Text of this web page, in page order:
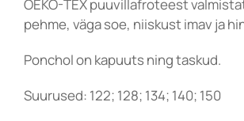
OEKO-TEX puuvillafroteest
pehme, väga soe, niiskust imav ja
Ponchol on kapuuts ning taskud.
Suurused: 122; 128; 134; 140; 150